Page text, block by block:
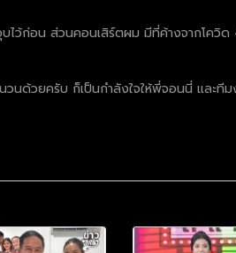
ว้ก่อน ส่วนคอนเสิร์ตผม มีที่ค้างจากโควิ
วนด้วยครับ ก็เป็นกำลังใจให้พี่จอนนี่ แล